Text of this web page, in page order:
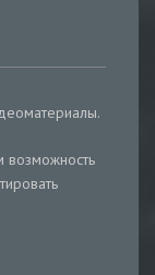
возможность